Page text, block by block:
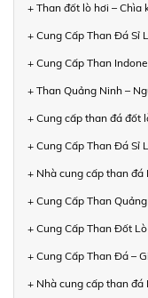
+ Than đốt lò hơi –
+ Cung Cấp Than Đá Sỉ
+ Cung Cấp Than
+ Than Quảng Ninh –
+ Cung cấp than đá đốt
+ Cung Cấp Than Đá Sỉ
+ Nhà cung cấp than
+ Cung Cấp Than
+ Cung Cấp Than Đốt
+ Cung Cấp Than Đá –
+ Nhà cung cấp than